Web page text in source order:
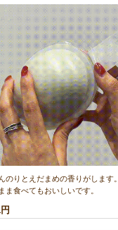
のりとえだまめの香りがします。
ま食べてもおいしいです。